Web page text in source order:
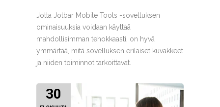
Jotta Jotbar Mobile Tools -sovelluksen
ominaisuuksia voidaan käyttää
mahdollisimman tehokkaasti, on hyvä
ymmärtää, mitä sovelluksen erilaiset kuvakkeet
ja niiden toiminnot tarkoittavat.
30